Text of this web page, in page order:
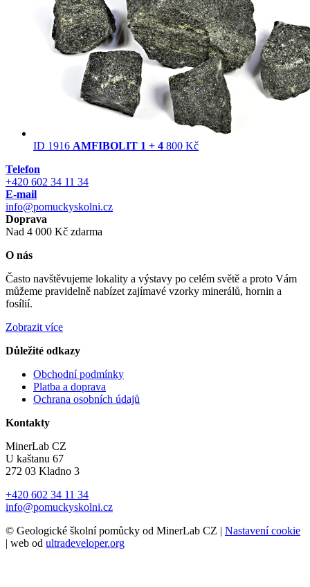
ID 1916 AMFIBOLIT 1 + 4 800 Kč
Telefon
+420 602 34 11 34
E-mail
info@pomuckyskolni.cz
Doprava
Nad 4 000 Kč zdarma
O nás
Často navštěvujeme lokality a výstavy po celém světě a proto Vám
můžeme pravidelně nabízet zajímavé vzorky minerálů, hornin a
fosílií.
Zobrazit více
Důležité odkazy
Obchodní podmínky
Platba a doprava
Ochrana osobních údajů
Kontakty
MinerLab CZ
U kaštanu 67
272 03 Kladno 3
+420 602 34 11 34
info@pomuckyskolni.cz
© Geologické školní pomůcky od MinerLab CZ | Nastavení cookie
| web od ultradeveloper.org